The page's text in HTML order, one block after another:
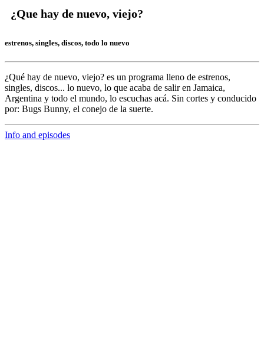
¿Que hay de nuevo, viejo?
estrenos, singles, discos, todo lo nuevo
¿Qué hay de nuevo, viejo? es un programa lleno de estrenos,
singles, discos... lo nuevo, lo que acaba de salir en Jamaica,
Argentina y todo el mundo, lo escuchas acá. Sin cortes y conducido
por: Bugs Bunny, el conejo de la suerte.
Info and episodes